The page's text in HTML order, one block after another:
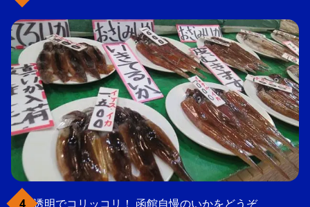
透明でコリッコリ！ 函館自慢のいかをどうぞ